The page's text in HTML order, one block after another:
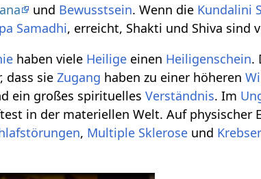
und Bewusstsein. Wenn die Kundalini
Samadhi, erreicht, Shakti und Shiva sind
haben viele Heilige einen Heiligenschein.
dass sieZugang haben zu einer höheren
ein großes spirituellesVerständnis. Im
in der materiellen Welt. Auf physischer
, Multiple Sklerose und